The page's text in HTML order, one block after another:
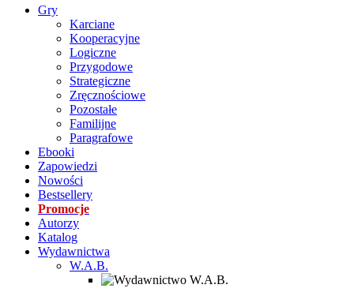
Gry
Karciane
Kooperacyjne
Logiczne
Przygodowe
Strategiczne
Zręcznościowe
Pozostałe
Familijne
Paragrafowe
Ebooki
Zapowiedzi
Nowości
Bestsellery
Promocje
Autorzy
Katalog
Wydawnictwa
W.A.B.